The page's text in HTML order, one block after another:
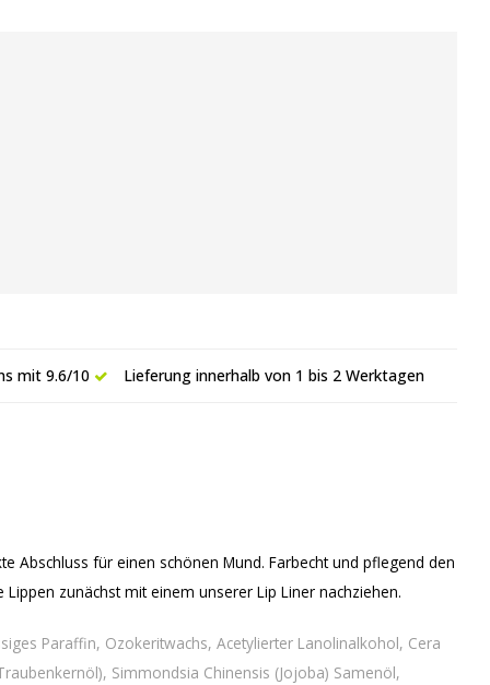
mit 9.6/10 Lieferung innerhalb von 1 bis 2 Werktagen
Abschluss für einen schönen Mund. Farbecht und pflegend den
zunächst mit einem unserer Lip Liner nachziehen.
Paraffin, Ozokeritwachs, Acetylierter Lanolinalkohol, Cera
Simmondsia Chinensis (Jojoba) Samenöl,